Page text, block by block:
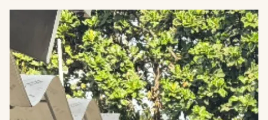
-
GEEF
HOOP,
GEEF
EEN
TOEKOMST